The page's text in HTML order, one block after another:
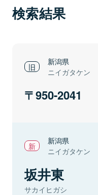
検索結果
新潟県
ニイガタケン
950-2041
新潟県
ニイガタケン
坂井東
サカイヒガシ